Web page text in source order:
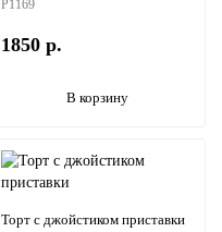
P1169
1850 р.
В корзину
Торт с джойстиком приставки